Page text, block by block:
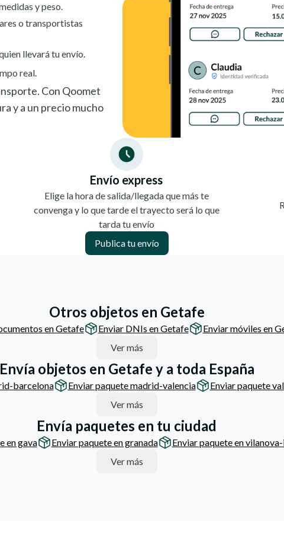
y peso.
o transportistas
llevará tu envío.
real.
Con Qoomet
y a un precio mucho
Envío express
Elige la hora de salida/llegada que más te
convenga y lo que tarde el trayecto será lo que
tarda tu envío
Publica tu envío
Otros objetos en Getafe
en Getafe Enviar DNIs en Getafe
Enviar móviles en
Ver más
Envía objetos en Getafe y a toda España
barcelona Enviar paquete madrid-valencia
Enviar paquete
Ver más
Envía paquetes en tu ciudad
en gava Enviar paquete en granada
Enviar paquete en
Ver más